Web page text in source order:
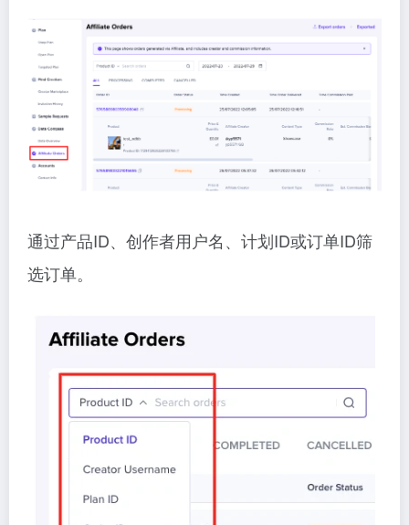
通过产品ID、创作者用户名、计划ID或订单ID筛
选订单。